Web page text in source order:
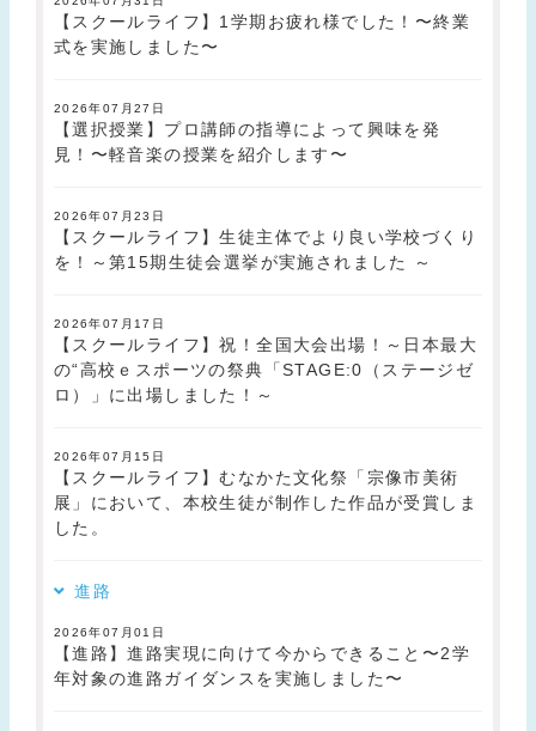
【スクールライフ】1学期お疲れ様でした！〜終業
式を実施しました〜
2026年07月27日
【選択授業】プロ講師の指導によって興味を発
見！〜軽音楽の授業を紹介します〜
2026年07月23日
【スクールライフ】生徒主体でより良い学校づくり
を！～第15期生徒会選挙が実施されました ～
2026年07月17日
【スクールライフ】祝！全国大会出場！～日本最大
の“高校ｅスポーツの祭典「STAGE:0（ステージゼ
ロ）」に出場しました！～
2026年07月15日
【スクールライフ】むなかた文化祭「宗像市美術
展」において、本校生徒が制作した作品が受賞しま
した。
進路
2026年07月01日
【進路】進路実現に向けて今からできること〜2学
年対象の進路ガイダンスを実施しました〜